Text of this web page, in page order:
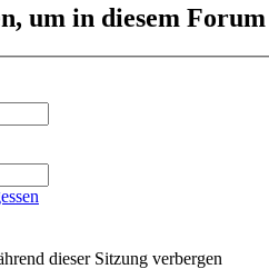
um in diesem
dieser Sitzung verbergen